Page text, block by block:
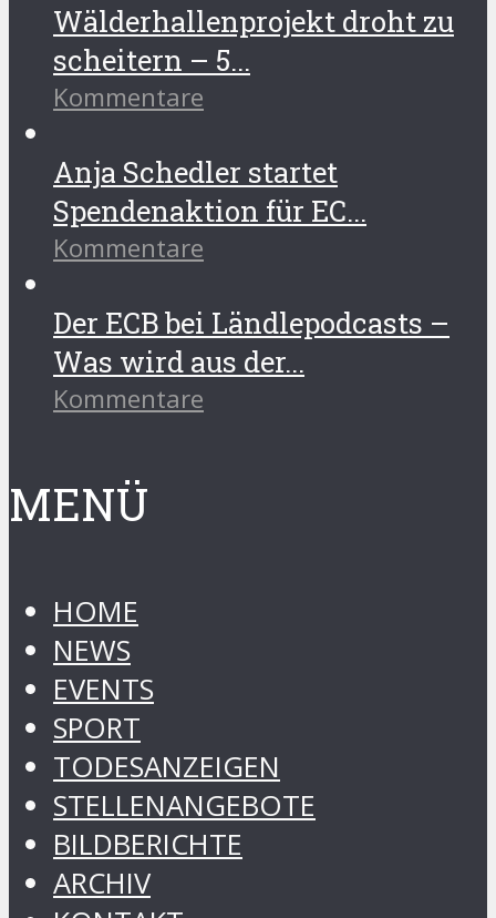
Wälderhallenprojekt droht zu
scheitern – 5...
Kommentare
Anja Schedler startet
Spendenaktion für EC...
Kommentare
Der ECB bei Ländlepodcasts –
Was wird aus der...
Kommentare
MENÜ
HOME
NEWS
EVENTS
SPORT
TODESANZEIGEN
STELLENANGEBOTE
BILDBERICHTE
ARCHIV